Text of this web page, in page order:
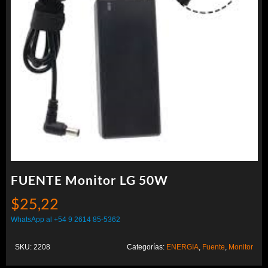
FUENTE Monitor LG 50W
$25,22
WhatsApp al +54 9 2614 85-5362
SKU: 2208 Categorías: ENERGIA Fuente Monitor